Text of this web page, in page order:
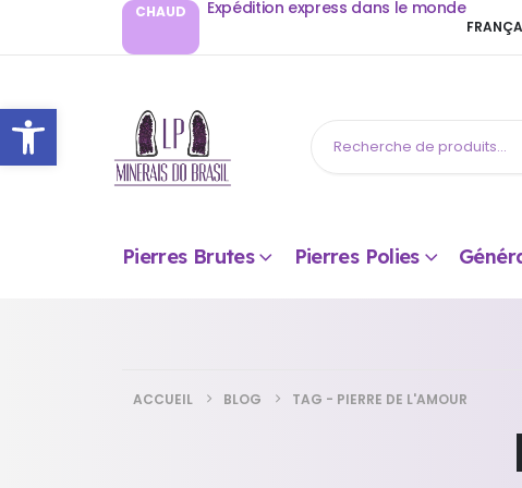
Ouvrir la barre d’outils
CHAUD Expédition express dans le monde
Pierres Brutes Pierres Polies
ACCUEIL BLOG TAG - PIERRE DE L'AMOUR